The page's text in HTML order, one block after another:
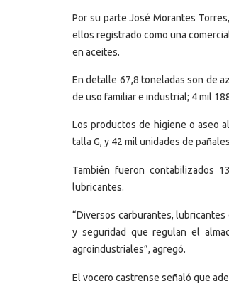
Por su parte José Morantes
ellos registrado como una
en aceites.
En detalle 67,8 toneladas son de
de uso familiar e industrial; 4 mil
Los productos de higiene o aseo
talla G, y 42 mil unidades de
También fueron contabilizados
lubricantes.
“Diversos carburantes,
y seguridad que regulan el
agroindustriales”, agregó.
El vocero castrense señaló que